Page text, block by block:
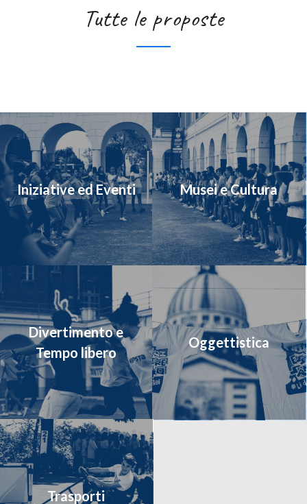
Tutte le proposte
Iniziative ed Eventi Musei e Cultura
Divertimento e
Tempo libero
Oggettistica
Trasporti